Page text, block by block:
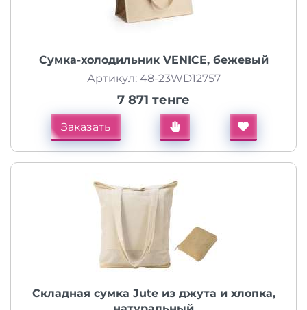
Сумка-холодильник VENICE, бежевый
Артикул: 48-23WD12757
7 871 тенге
Заказать
Складная сумка Jute из джута и хлопка,